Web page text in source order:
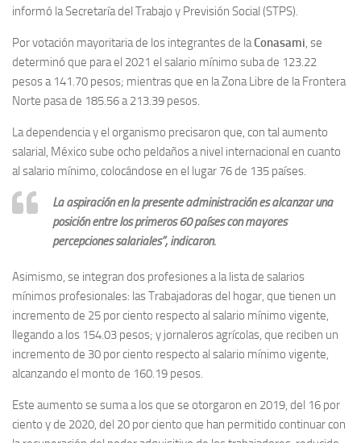
informó la Secretaría del Trabajo y Previsión Social (STPS).
Por votación mayoritaria de los integrantes de laConasami, se
determinó que para el 2021 el salario mínimo suba de 123.22
pesos a 141.70 pesos; mientras que en la Zona Libre de la Frontera
Norte pasa de 185.56 a 213.39 pesos.
La dependencia y el organismo precisaron que, con tal aumento
salarial, México sube ocho peldaños a nivel internacional en cuanto
al salario mínimo, colocándose en el lugar 76 de 135 países.
La aspiración en la presente administración es alcanzar una
posición entre los primeros 60 países con mayores
percepciones salariales”, indicaron.
Asimismo, se integran dos profesiones a la lista de salarios
mínimos profesionales: las Trabajadoras del hogar, que tienen un
incremento de 25 por ciento respecto al salario mínimo vigente,
llegando a los 154.03 pesos; y jornaleros agrícolas, que reciben un
incremento de 30 por ciento respecto al salario mínimo vigente,
alcanzando el monto de 160.19 pesos.
Este aumento se suma a los que se otorgaron en 2019, del 16 por
ciento y de 2020, del 20 por ciento que han permitido continuar con